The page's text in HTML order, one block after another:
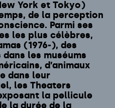
York et Tokyo)
de la perception
Parmi ses
les plus célèbres,
(1976-), des
les muséums
d’animaux
dans leur
les Theaters
la pellicule
la durée de la